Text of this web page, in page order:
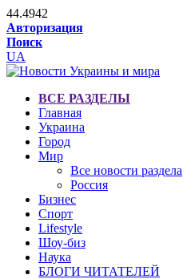
44.4942
Авторизация
Поиск
UA
ВСЕ РАЗДЕЛЫ
Главная
Украина
Город
Мир
Все новости раздела
Россия
Бизнес
Спорт
Lifestyle
Шоу-биз
Наука
БЛОГИ ЧИТАТЕЛЕЙ